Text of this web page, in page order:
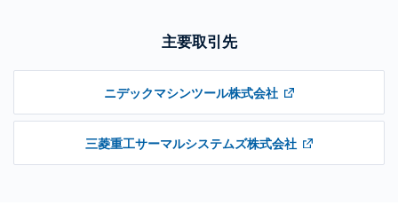
主要取引先
ニデックマシンツール株式会社
三菱重工サーマルシステムズ株式会社